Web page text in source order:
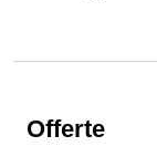
Offerte